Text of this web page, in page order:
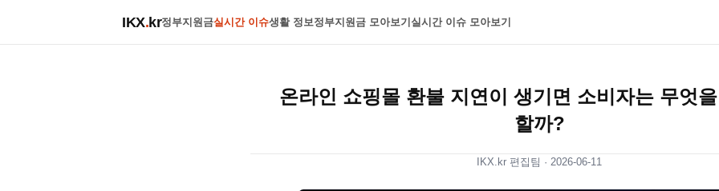
IKX.kr정부지원금실시간 이슈생활 정보정부지원금 모아보기 실시간 이슈 모아보기
온라인 쇼핑몰 환불 지연이 생기면 소비자는 무엇
할까?
IKX.kr 편집팀 · 2026-06-11